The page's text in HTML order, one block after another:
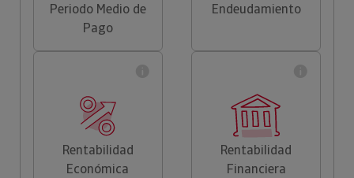
Periodo Medio de
Pago
Endeudamiento
Rentabilidad
Económica
Rentabilidad
Financiera